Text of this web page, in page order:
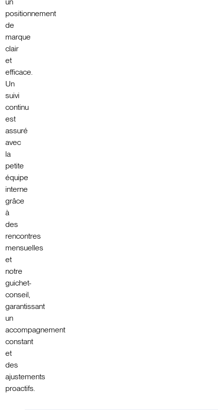
un
positionnement
de
marque
clair
et
efficace.
Un
suivi
continu
est
assuré
avec
la
petite
équipe
interne
grâce
à
des
rencontres
mensuelles
et
notre
guichet-
conseil,
garantissant
un
accompagnement
constant
et
des
ajustements
proactifs.